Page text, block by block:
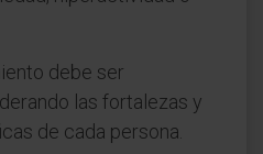
debe ser
las fortalezas y
de cada persona.